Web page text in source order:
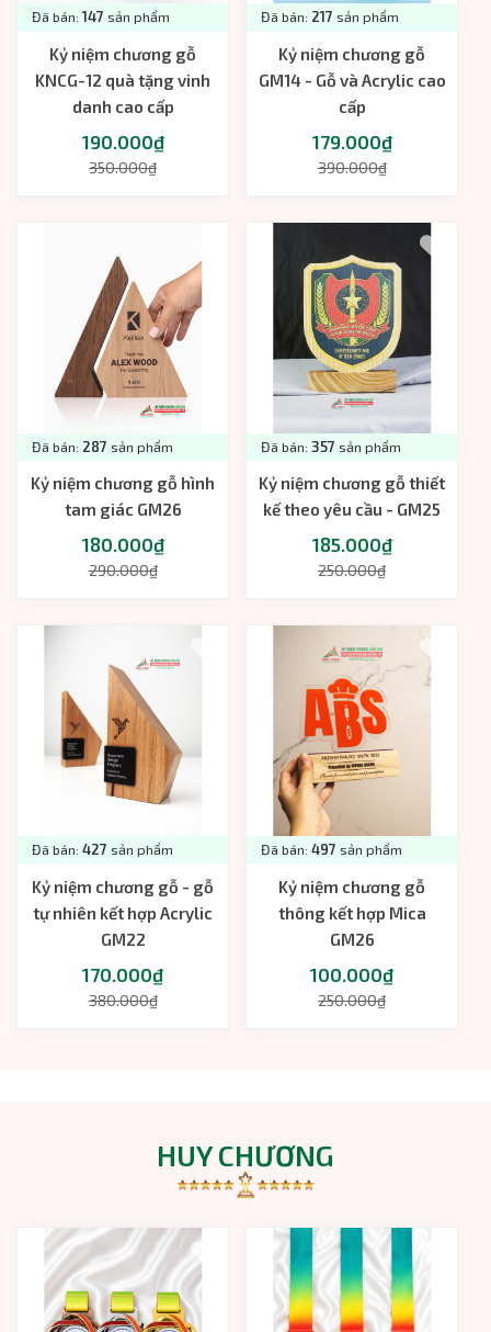
Đã bán:147 sản phẩm
Kỷ niệm chương gỗ
KNCG-12 quà tặng vinh
danh cao cấp
190.000₫
350.000₫
Đã bán: 217 sản phẩm
Kỷ niệm chương gỗ
GM14 - Gỗ và Acrylic cao
cấp
179.000₫
390.000₫
Đã bán: 287 sản phẩm
Kỷ niệm chương gỗ hình
tam giác GM26
180.000₫
290.000₫
Đã bán: 357 sản phẩm
Kỷ niệm chương gỗ thiết
kế theo yêu cầu - GM25
185.000₫
250.000₫
Đã bán: 427 sản phẩm
Kỷ niệm chương gỗ - gỗ
tự nhiên kết hợp Acrylic
GM22
170.000₫
380.000₫
Đã bán: 497 sản phẩm
Kỷ niệm chương gỗ
thông kết hợp Mica
GM26
100.000₫
250.000₫
HUY CHƯƠNG